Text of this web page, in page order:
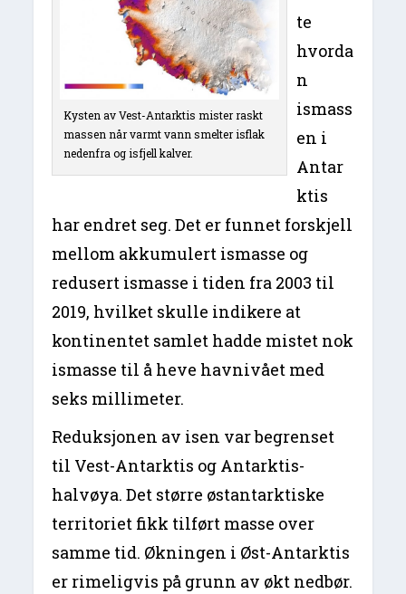
Kysten av Vest-Antarktis mister raskt
massen når varmt vann smelter isflak
nedenfra og isfjell kalver.
te
hvorda
n
ismass
en i
Antar
ktis
har endret seg. Det er funnet forskjell
mellom akkumulert ismasse og
redusert ismasse i tiden fra 2003 til
2019, hvilket skulle indikere at
kontinentet samlet hadde mistet nok
ismasse til å heve havnivået med
seks millimeter.
Reduksjonen av isen var begrenset
til Vest-Antarktis og Antarktis-
halvøya. Det større østantarktiske
territoriet fikk tilført masse over
samme tid. Økningen i Øst-Antarktis
er rimeligvis på grunn av økt nedbør.